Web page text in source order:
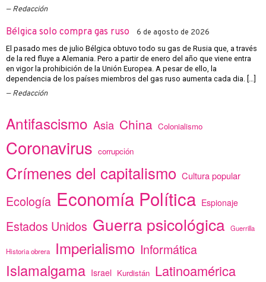
Redacción
Bélgica solo compra gas ruso 6 de agosto de 2026
El pasado mes de julio Bélgica obtuvo todo su gas de Rusia que, a través
de la red fluye a Alemania. Pero a partir de enero del año que viene entra
en vigor la prohibición de la Unión Europea. A pesar de ello, la
dependencia de los países miembros del gas ruso aumenta cada dia. […]
Redacción
Antifascismo Asia China Colonialismo
Coronavirus corrupción
Crímenes del capitalismo Cultura popular
Ecología Economía Política Espionaje
Estados Unidos Guerra psicológica Guerrilla
Historia obrera Imperialismo Informática
Islamalgama Israel Kurdistán Latinoamérica